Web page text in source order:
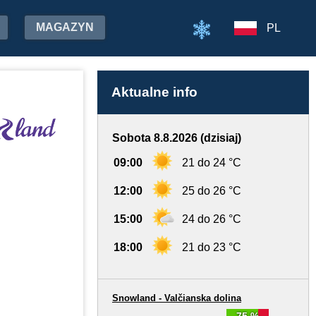
MAGAZYN PL
Aktualne info
Sobota 8.8.2026 (dzisiaj)
09:00 21 do 24 °C
12:00 25 do 26 °C
15:00 24 do 26 °C
18:00 21 do 23 °C
Snowland - Valčianska dolina